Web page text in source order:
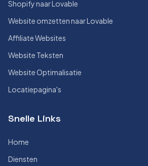
Shopify naar Lovable
Website omzetten naar Lovable
Affiliate Websites
Website Teksten
Website Optimalisatie
Locatiepagina's
Snelle Links
Home
Diensten